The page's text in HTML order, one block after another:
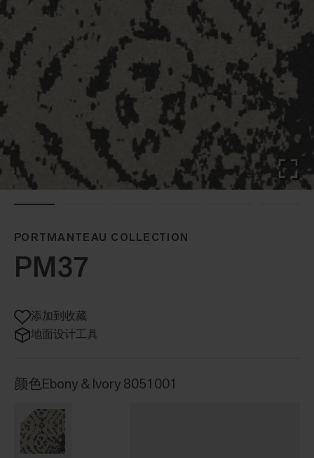
PORTMANTEAU COLLECTION
PM37
添加到收藏
地面设计工具
颜色Ebony & Ivory 8051001